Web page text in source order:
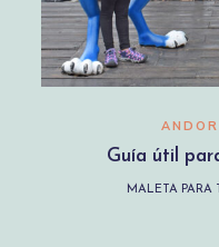
Guía útil
MALETA PARA